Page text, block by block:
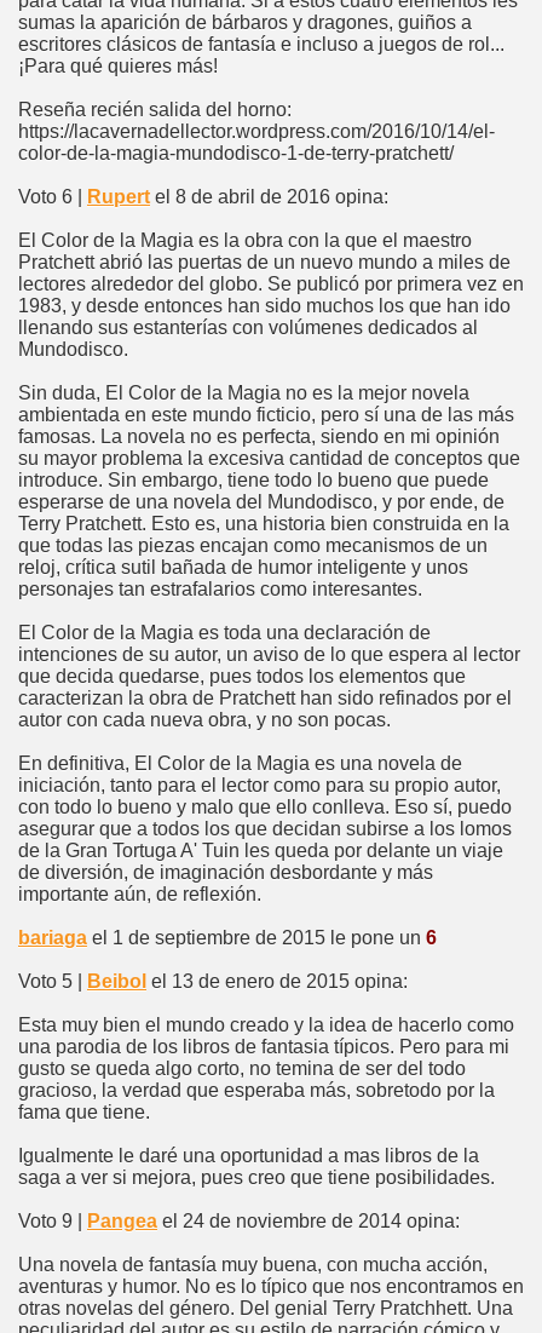
sumas la aparición de bárbaros y dragones, guiños a
escritores clásicos de fantasía e incluso a juegos de rol...
¡Para qué quieres más!
Reseña recién salida del horno:
https://lacavernadellector.wordpress.com/2016/10/14/el-
color-de-la-magia-mundodisco-1-de-terry-pratchett/
Voto 6 | Rupert el 8 de abril de 2016 opina:
El Color de la Magia es la obra con la que el maestro
Pratchett abrió las puertas de un nuevo mundo a miles de
lectores alrededor del globo. Se publicó por primera vez en
1983, y desde entonces han sido muchos los que han ido
llenando sus estanterías con volúmenes dedicados al
Mundodisco.
Sin duda, El Color de la Magia no es la mejor novela
ambientada en este mundo ficticio, pero sí una de las más
famosas. La novela no es perfecta, siendo en mi opinión
su mayor problema la excesiva cantidad de conceptos que
introduce. Sin embargo, tiene todo lo bueno que puede
esperarse de una novela del Mundodisco, y por ende, de
Terry Pratchett. Esto es, una historia bien construida en la
que todas las piezas encajan como mecanismos de un
reloj, crítica sutil bañada de humor inteligente y unos
personajes tan estrafalarios como interesantes.
El Color de la Magia es toda una declaración de
intenciones de su autor, un aviso de lo que espera al lector
que decida quedarse, pues todos los elementos que
caracterizan la obra de Pratchett han sido refinados por el
autor con cada nueva obra, y no son pocas.
En definitiva, El Color de la Magia es una novela de
iniciación, tanto para el lector como para su propio autor,
con todo lo bueno y malo que ello conlleva. Eso sí, puedo
asegurar que a todos los que decidan subirse a los lomos
de la Gran Tortuga A' Tuin les queda por delante un viaje
de diversión, de imaginación desbordante y más
importante aún, de reflexión.
bariaga el 1 de septiembre de 2015 le pone un 6
Voto 5 | Beibol el 13 de enero de 2015 opina:
Esta muy bien el mundo creado y la idea de hacerlo como
una parodia de los libros de fantasia típicos. Pero para mi
gusto se queda algo corto, no temina de ser del todo
gracioso, la verdad que esperaba más, sobretodo por la
fama que tiene.
Igualmente le daré una oportunidad a mas libros de la
saga a ver si mejora, pues creo que tiene posibilidades.
Voto 9 | Pangea el 24 de noviembre de 2014 opina:
Una novela de fantasía muy buena, con mucha acción,
aventuras y humor. No es lo típico que nos encontramos en
otras novelas del género. Del genial Terry Pratchhett. Una